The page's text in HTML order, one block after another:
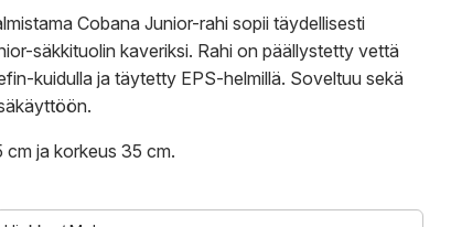
Cobana Junior-rahi sopii täydellisesti
säkkituolin kaveriksi. Rahi on päällystetty vettä
kuidulla ja täytetty EPS-helmillä. Soveltuu sekä
cm ja korkeus 35 cm.